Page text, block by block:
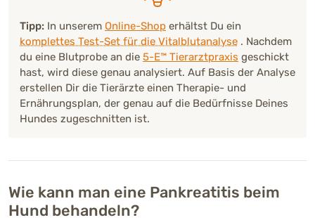
Tipp: In unserem Online-Shop erhältst Du ein
komplettes Test-Set für die Vitalblutanalyse . Nachdem
du eine Blutprobe an die 5-E™ Tierarztpraxis geschickt
hast, wird diese genau analysiert. Auf Basis der Analyse
erstellen Dir die Tierärzte einen Therapie- und
Ernährungsplan, der genau auf die Bedürfnisse Deines
Hundes zugeschnitten ist.
Wie kann man eine Pankreatitis beim
Hund behandeln?